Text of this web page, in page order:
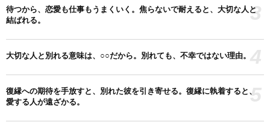
待つから、恋愛も仕事もうまくいく。焦らないで耐えると、大切な人と
結ばれる。
3
大切な人と別れる意味は、○○だから。別れても、不幸ではない理由。 4
復縁への期待を手放すと、別れた彼を引き寄せる。復縁に執着すると、
愛する人が遠ざかる。
5